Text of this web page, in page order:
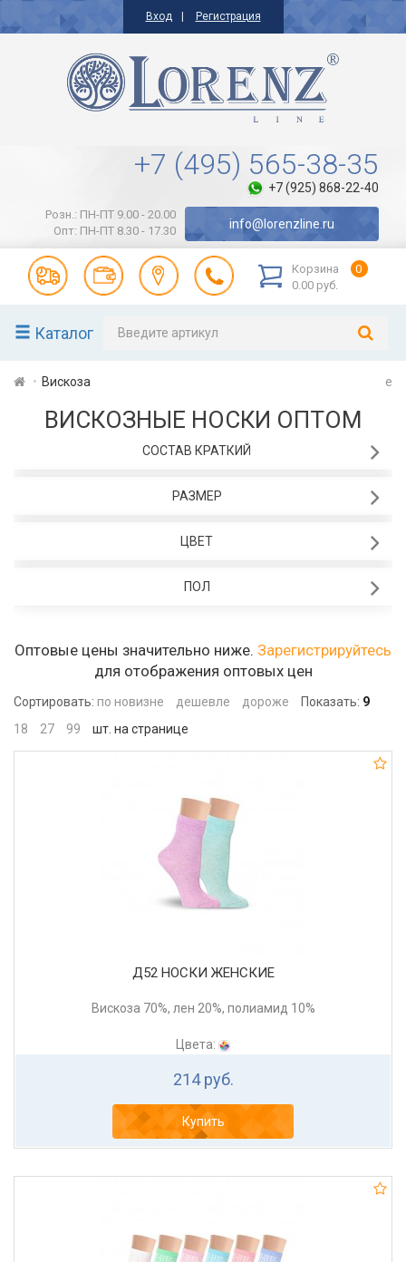
Вход Регистрация
+7 (495) 565-38-35
+7 (925) 868-22-40
Розн.: ПН-ПТ 9.00 - 20.00
Опт: ПН-ПТ 8.30 - 17.30
info@lorenzline.ru
Корзина
0
0.00 руб.
Каталог
Вискоза e
ВИСКОЗНЫЕ НОСКИ ОПТОМ
СОСТАВ КРАТКИЙ
РАЗМЕР
ЦВЕТ
ПОЛ
Оптовые цены значительно ниже. Зарегистрируйтесь
для отображения оптовых цен
Сортировать: по новизне дешевле дороже Показать: 9
18
27 99 шт. на странице
Д52 НОСКИ ЖЕНСКИЕ
Вискоза 70%, лен 20%, полиамид 10%
Цвета:
214 руб.
Купить